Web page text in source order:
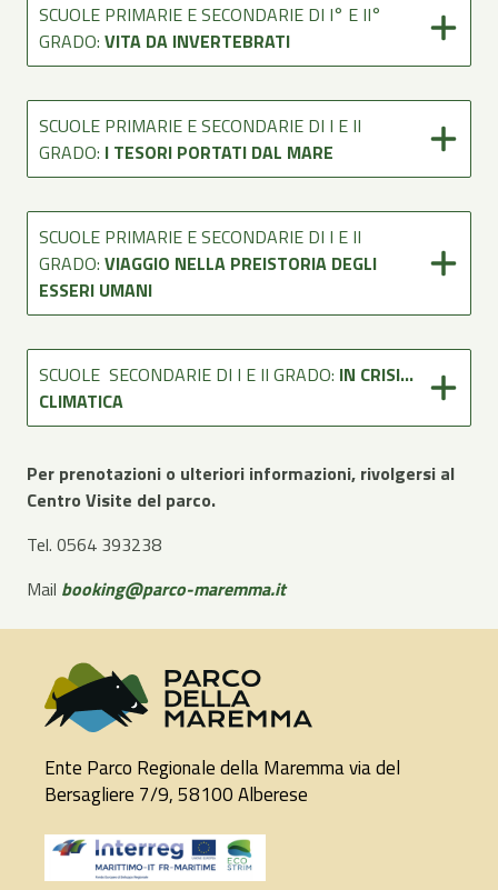
SCUOLE PRIMARIE E SECONDARIE DI I° E II°
GRADO: VITA DA INVERTEBRATI
SCUOLE PRIMARIE E SECONDARIE DI I E II
GRADO: I TESORI PORTATI DAL MARE
SCUOLE PRIMARIE E SECONDARIE DI I E II
GRADO: VIAGGIO NELLA PREISTORIA DEGLI
ESSERI UMANI
SCUOLE SECONDARIE DI I E II GRADO: IN CRISI…
CLIMATICA
Per prenotazioni o ulteriori informazioni, rivolgersi al
Centro Visite del parco.
Tel. 0564 393238
Mail booking@parco-maremma.it
Ente Parco Regionale della Maremma via del
Bersagliere 7/9, 58100 Alberese